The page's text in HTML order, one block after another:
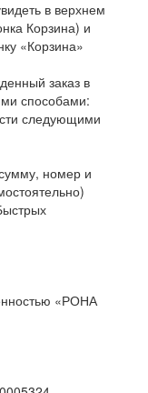
в верхнем
Корзина) и
«Корзина»
заказ в
способами:
следующими
номер и
«РОНА